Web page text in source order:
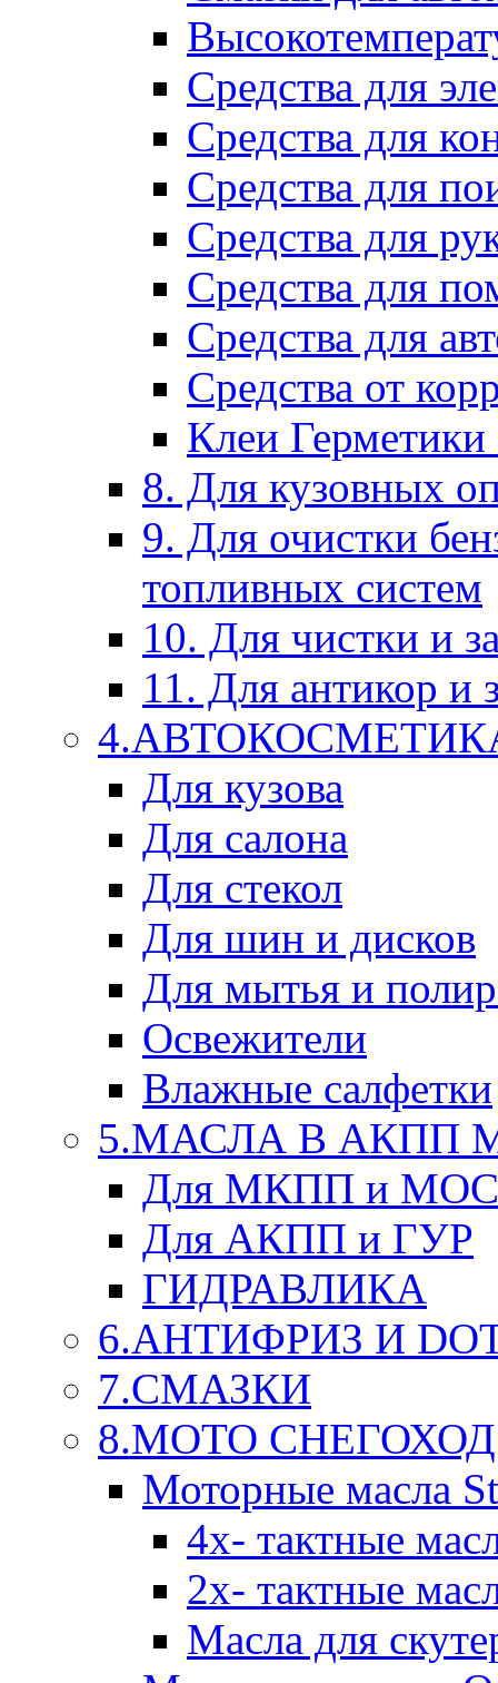
Средства для
Средства для
Средства для
Средства для
Средства для
Средства для
Средства от
Клеи
8. Для кузовных
9. Для очистки
топливных систем
10. Для чистки и
11. Для антикор и
Для кузова
Для салона
Для стекол
Для шин и дисков
Для мытья и
Освежители
Влажные салфетки
5.МАСЛА В АКПП
Для МКПП и
Для АКПП и ГУР
ГИДРАВЛИКА
6.АНТИФРИЗ И
7.СМАЗКИ
8.МОТО
Моторные масла
4х- тактные
2х- тактные
Масла для